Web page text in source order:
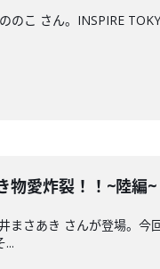
のこ さん。INSPIRE
物愛炸裂！！~陸編
さあき さんが登場。
...